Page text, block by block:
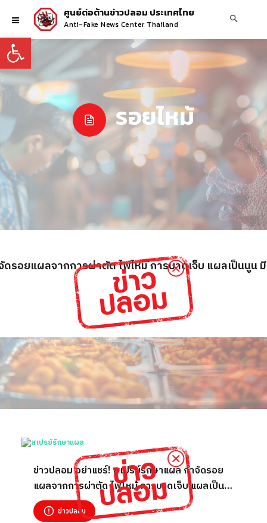
Open toolbar
ศูนย์ต่อต้านข่าวปลอม ประเทศไทย
Anti-Fake News Center Thailand
รอยไหม้
รอยแผลจากการผ่าตัด ไฟไหม้ การบาดเจ็บ แผลเป็นนูน
ข่าวปลอม อย่าแชร์! สเปรย์รักษาแผล กำจัดรอย
แผลจากการผ่าตัด ไฟไหม้ การบาดเจ็บ แผลเป็น
นูน มี อย. รับรอง
ข่าวปลอม